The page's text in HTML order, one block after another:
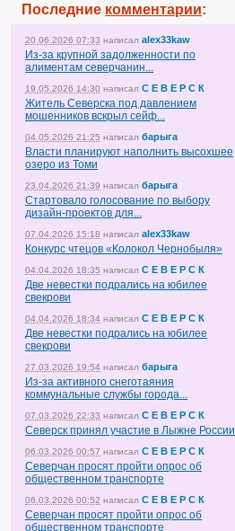
Последние комментарии:
20.06.2026 07:33 написал alex33kaw
Из-за крупной задолженности по
алиментам северчанин...
19.05.2026 14:30 написал С Е В Е Р С К
Житель Северска под давлением
мошенников вскрыл сейф...
04.05.2026 21:25 написал барыга
Власти планируют наполнить высохшее
озеро из Томи
23.04.2026 21:39 написал барыга
Стартовало голосование по выбору
дизайн-проектов для...
07.04.2026 15:18 написал alex33kaw
Конкурс чтецов «Колокол Чернобыля»
04.04.2026 18:35 написал С Е В Е Р С К
Две невестки подрались на юбилее
свекрови
04.04.2026 18:34 написал С Е В Е Р С К
Две невестки подрались на юбилее
свекрови
27.03.2026 19:54 написал барыга
Из-за активного снеготаяния
коммунальные службы города...
07.03.2026 22:33 написал С Е В Е Р С К
Северск принял участие в Лыжне России
06.03.2026 00:57 написал С Е В Е Р С К
Северчан просят пройти опрос об
общественном транспорте
06.03.2026 00:52 написал С Е В Е Р С К
Северчан просят пройти опрос об
общественном транспорте